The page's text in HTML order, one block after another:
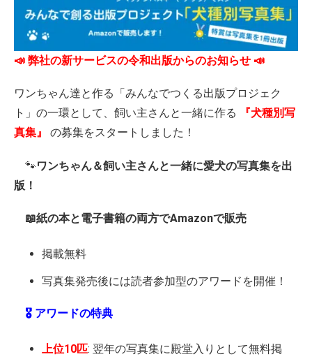
📣 弊社の新サービスの令和出版からのお知らせ 📣
ワンちゃん達と作る「みんなでつくる出版プロジェク
ト」の一環として、飼い主さんと一緒に作る
『犬種別写
真集』
の募集をスタートしました！
🐾ワンちゃん＆飼い主さんと一緒に愛犬の写真集を出
版！
📖紙の本と電子書籍の両方でAmazonで販売
掲載無料
写真集発売後には読者参加型のアワードを開催！
🎖️ アワードの特典
上位10匹: 翌年の写真集に殿堂入りとして無料掲